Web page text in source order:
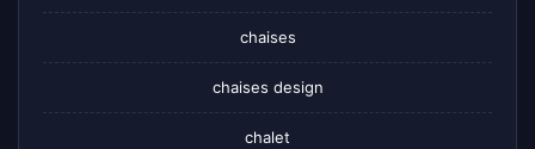
chaises
chaises design
chalet